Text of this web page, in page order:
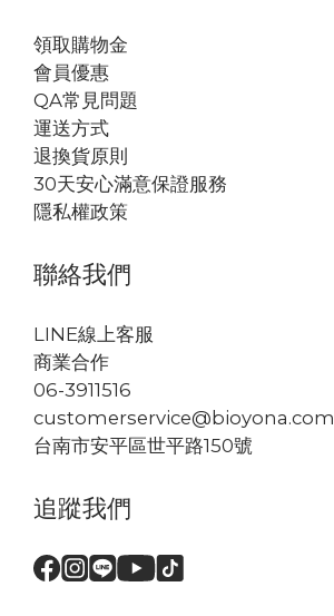
領取購物金
會員優惠
QA常見問題
運送方式
退換貨原則
30天安心滿意保證服務
隱私權政策
聯絡我們
LINE線上客服
商業合作
06-3911516
customerservice@bioyona.com
台南市安平區世平路150號
追蹤我們